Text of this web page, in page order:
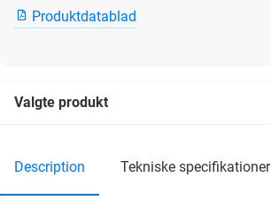
Produktdatablad
Valgte produkt
description tekniske specifikationer